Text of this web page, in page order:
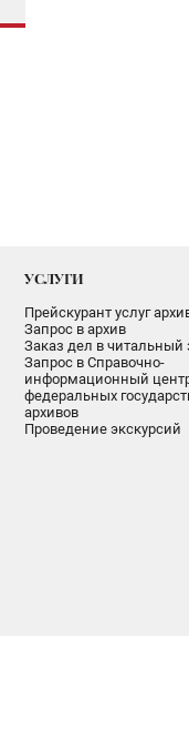
УСЛУГИ
Прейскурант услуг
Запрос в архив
Заказ дел в читальный
Запрос в Справочно-
информационный
федеральных
архивов
Проведение экскурсий